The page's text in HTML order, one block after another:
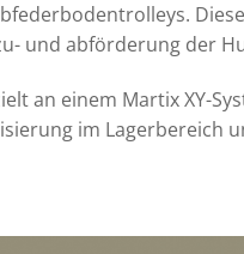
und abförderung der
an einem Martix XY-
im Lagerbereich